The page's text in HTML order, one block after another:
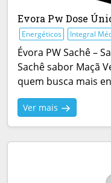
Evora Pw Dose
Energéticos Integral
Évora PW Sachê –
Sachê sabor Maçã
quem busca mais
Ver mais